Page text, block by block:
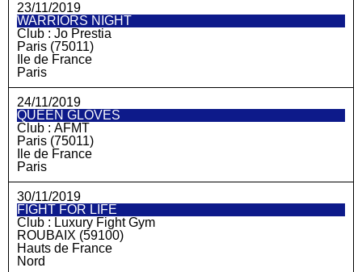
23/11/2019
WARRIORS NIGHT
Club : Jo Prestia
Paris (75011)
Ile de France
Paris
24/11/2019
QUEEN GLOVES
Club : AFMT
Paris (75011)
Ile de France
Paris
30/11/2019
FIGHT FOR LIFE
Club : Luxury Fight Gym
ROUBAIX (59100)
Hauts de France
Nord